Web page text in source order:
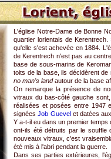
L'église Notre-Dame de Bonne
quartier lorientais de
qu'elle s'est achevée en 1884.
de Kerentrech n'est pas au
base de sous-marins de
toits de la base, ils décidèrent
no man's landautour de la base
On remarque la présence de
vitraux du bas-côté gauche
réalisées et posées entre 1947
signéesJob Guevel et datées
Y a-t-il eu dans un premier
ont-ils été détruits par le souffle
nouveaux vitraux, c'est
été mis à l'abri pendant la guerre.
Dans ses parties extérieures,